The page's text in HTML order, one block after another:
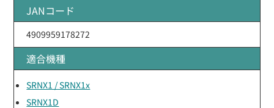
JANコード
4909959178272
適合機種
SRNX1 / SRNX1x
SRNX1D